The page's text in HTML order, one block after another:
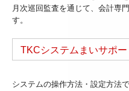
月次巡回監査を通じて、会計専
す。
TKCシステムまいサポー
システムの操作方法・設定方法